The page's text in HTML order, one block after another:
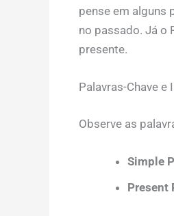
pense em alguns
no passado. Já o
presente.
Palavras-Chave e
Observe as
Simple
Present